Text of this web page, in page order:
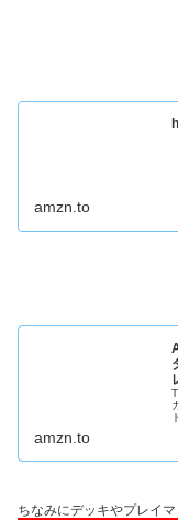
amzn.to
amzn.to
ちなみにデッキやプレイ